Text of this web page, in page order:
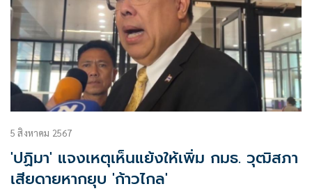
5 สิงหาคม 2567
'ปฏิมา' แจงเหตุเห็นแย้งให้เพิ่ม กมธ. วุฒิสภา
เสียดายหากยุบ 'ก้าวไกล'